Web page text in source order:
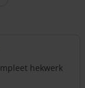
hekwerk